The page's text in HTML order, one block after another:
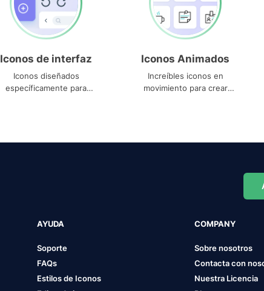
Iconos de interfaz
Iconos diseñados
específicamente para
Iconos Animados
Increíbles iconos en
movimiento para crear
AYUDA
Soporte
FAQs
Estilos de Iconos
COMPANY
Sobre nosotros
Contacta con
Nuestra Licencia